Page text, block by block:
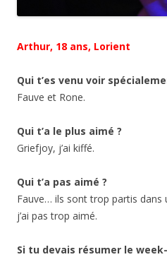
Arthur, 18 ans, Lorient
Qui t’es venu voir
Fauve et Rone.
Qui t’a le plus aimé ?
Griefjoy, j’ai kiffé.
Qui t’a pas aimé ?
Fauve… ils sont trop partis dans
j’ai pas trop aimé.
Si tu devais résumer le